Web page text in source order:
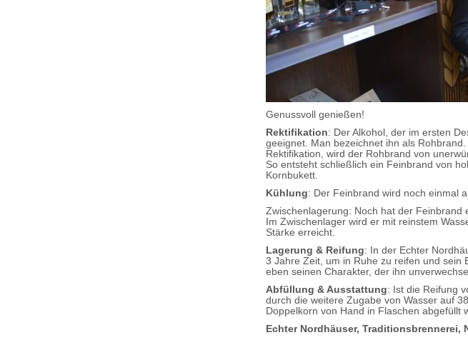
Genussvoll genießen!
Rektifikation: Der Alkohol, der im ersten
geeignet. Man bezeichnet ihn als
Rektifikation, wird der Rohbrand von
So entsteht schließlich ein Feinbrand von
Kornbukett.
Kühlung: Der Feinbrand wird noch einmal
Zwischenlagerung: Noch hat der Feinbrand
Im Zwischenlager wird er mit reinstem
Stärke erreicht.
Lagerung & Reifung: In der Echter
3 Jahre Zeit, um in Ruhe zu reifen und sein
eben seinen Charakter, der ihn
Abfüllung & Ausstattung: Ist die Reifung
durch die weitere Zugabe von Wasser auf
Doppelkorn von Hand in Flaschen abgefüllt
Echter Nordhäuser, Traditionsbrennerei,